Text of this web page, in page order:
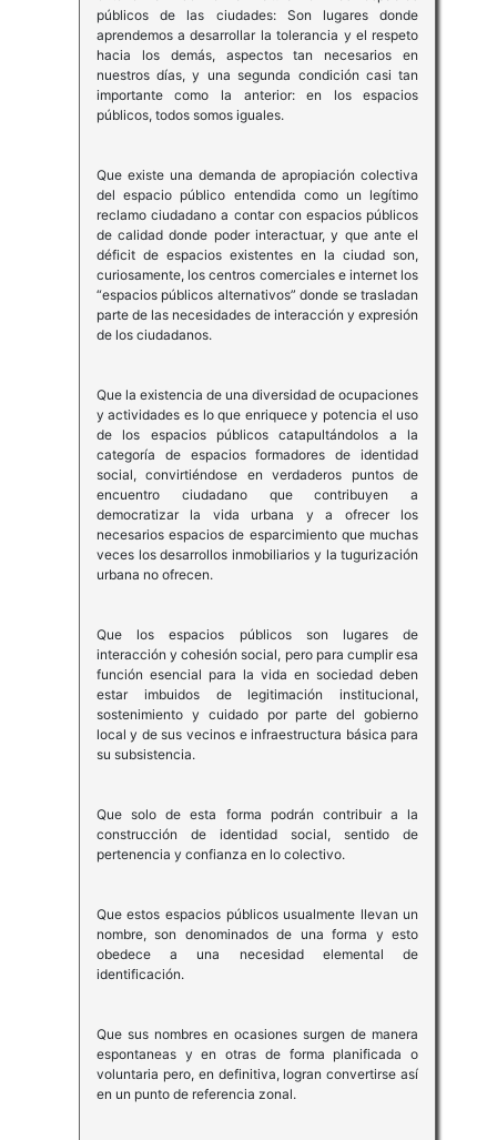
públicos de las ciudades: Son lugares donde
aprendemos a desarrollar la tolerancia y el respeto
hacia los demás, aspectos tan necesarios en
nuestros días, y una segunda condición casi tan
importante como la anterior: en los espacios
públicos, todos somos iguales.
Que existe una demanda de apropiación colectiva
del espacio público entendida como un legítimo
reclamo ciudadano a contar con espacios públicos
de calidad donde poder interactuar, y que ante el
déficit de espacios existentes en la ciudad son,
curiosamente, los centros comerciales e internet los
“espacios públicos alternativos” donde se trasladan
parte de las necesidades de interacción y expresión
de los ciudadanos.
Que la existencia de una diversidad de ocupaciones
y actividades es lo que enriquece y potencia el uso
de los espacios públicos catapultándolos a la
categoría de espacios formadores de identidad
social, convirtiéndose en verdaderos puntos de
encuentro ciudadano que contribuyen a
democratizar la vida urbana y a ofrecer los
necesarios espacios de esparcimiento que muchas
veces los desarrollos inmobiliarios y la tugurización
urbana no ofrecen.
Que los espacios públicos son lugares de
interacción y cohesión social, pero para cumplir esa
función esencial para la vida en sociedad deben
estar imbuidos de legitimación institucional,
sostenimiento y cuidado por parte del gobierno
local y de sus vecinos e infraestructura básica para
su subsistencia.
Que solo de esta forma podrán contribuir a la
construcción de identidad social, sentido de
pertenencia y confianza en lo colectivo.
Que estos espacios públicos usualmente llevan un
nombre, son denominados de una forma y esto
obedece a una necesidad elemental de
identificación.
Que sus nombres en ocasiones surgen de manera
espontaneas y en otras de forma planificada o
voluntaria pero, en definitiva, logran convertirse así
en un punto de referencia zonal.